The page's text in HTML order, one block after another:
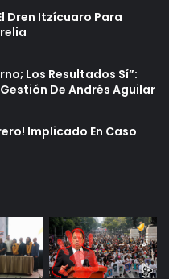
Dren Itzícuaro Para
Los Resultados Sí”:
De Andrés Aguilar
Implicado En Caso